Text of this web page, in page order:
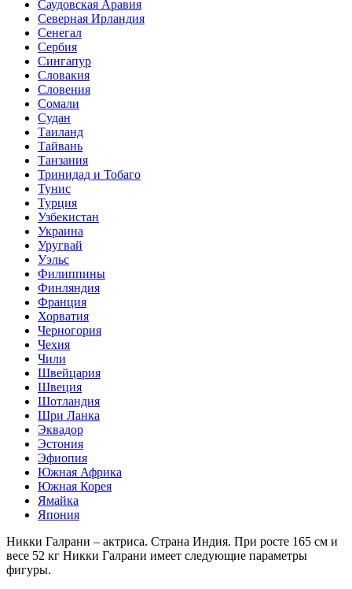
Саудовская Аравия
Северная Ирландия
Сенегал
Сербия
Сингапур
Словакия
Словения
Сомали
Судан
Таиланд
Тайвань
Танзания
Тринидад и Тобаго
Тунис
Турция
Узбекистан
Украина
Уругвай
Уэльс
Филиппины
Финляндия
Франция
Хорватия
Черногория
Чехия
Чили
Швейцария
Швеция
Шотландия
Шри Ланка
Эквадор
Эстония
Эфиопия
Южная Африка
Южная Корея
Ямайка
Япония
Никки Галрани – актриса. Страна Индия. При росте 165 см и
весе 52 кг Никки Галрани имеет следующие параметры
фигуры.